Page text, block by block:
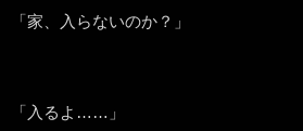
「家、入らないのか？」
「入るよ……」